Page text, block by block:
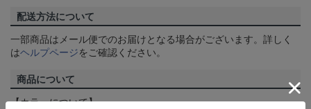
配送方法について
一部商品はメール便でのお届けとなる場合がございます。詳しく
はヘルプページをご確認ください。
商品について
【カラーについて】